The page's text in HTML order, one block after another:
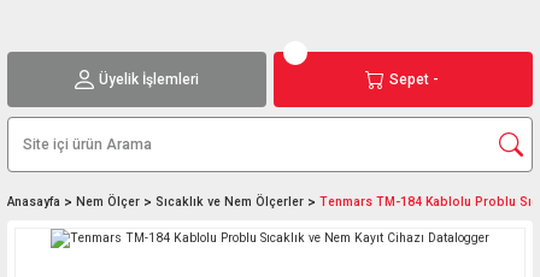
Üyelik İşlemleri Sepet -
Anasayfa Nem Ölçer Sıcaklık ve Nem Ölçerler Tenmars TM-184 Kablolu Problu